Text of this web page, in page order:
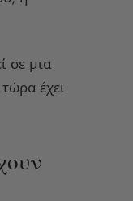
σε μια
έχει